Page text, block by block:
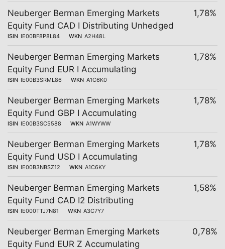
Neuberger Berman Emerging Markets
Equity Fund CAD I Distributing Unhedged
ISIN IE00BF8P8L84 WKN A2H48L
1,78%
Neuberger Berman Emerging Markets
Equity Fund EUR I Accumulating
ISIN IE00B3SRML86 WKN A1C6K0
1,78%
Neuberger Berman Emerging Markets
Equity Fund GBP I Accumulating
ISIN IE00B3SC5588 WKN A1WYWW
1,78%
Neuberger Berman Emerging Markets
Equity Fund USD I Accumulating
ISIN IE00B3NBSZ12 WKN A1C6KY
1,78%
Neuberger Berman Emerging Markets
Equity Fund CAD I2 Distributing
ISIN IE000TTJ7N81 WKN A3C7Y7
1,58%
Neuberger Berman Emerging Markets
Equity Fund EUR Z Accumulating
0,78%